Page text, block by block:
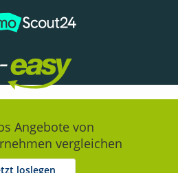
Angebote von
vergleichen
loslegen